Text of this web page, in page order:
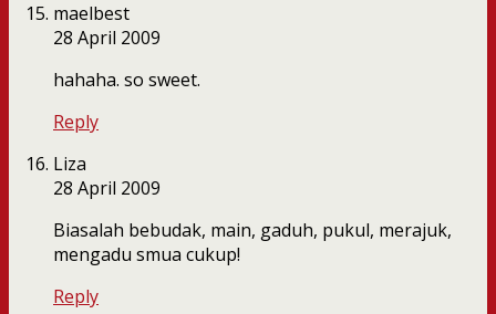
maelbest
28 April 2009
hahaha. so sweet.
Reply
Liza
28 April 2009
Biasalah bebudak, main, gaduh, pukul, merajuk,
mengadu smua cukup!
Reply